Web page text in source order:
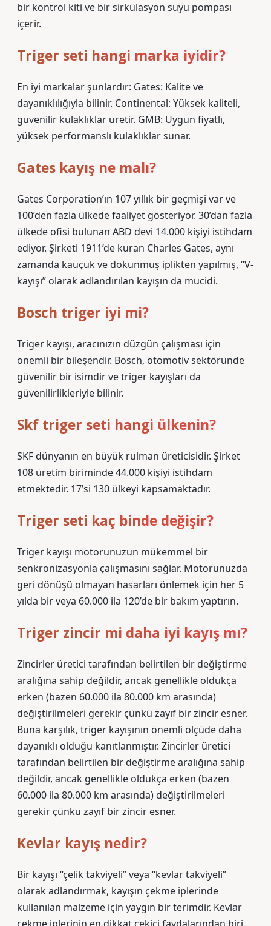
bir kontrol kiti ve bir sirkülasyon suyu pompası
içerir.
Triger seti hangi marka iyidir?
En iyi markalar şunlardır: Gates: Kalite ve
dayanıklılığıyla bilinir. Continental: Yüksek kaliteli,
güvenilir kulaklıklar üretir. GMB: Uygun fiyatlı,
yüksek performanslı kulaklıklar sunar.
Gates kayış ne malı?
Gates Corporation’ın 107 yıllık bir geçmişi var ve
100’den fazla ülkede faaliyet gösteriyor. 30’dan fazla
ülkede ofisi bulunan ABD devi 14.000 kişiyi istihdam
ediyor. Şirketi 1911’de kuran Charles Gates, aynı
zamanda kauçuk ve dokunmuş iplikten yapılmış, “V-
kayışı” olarak adlandırılan kayışın da mucidi.
Bosch triger iyi mi?
Triger kayışı, aracınızın düzgün çalışması için
önemli bir bileşendir. Bosch, otomotiv sektöründe
güvenilir bir isimdir ve triger kayışları da
güvenilirlikleriyle bilinir.
Skf triger seti hangi ülkenin?
SKF dünyanın en büyük rulman üreticisidir. Şirket
108 üretim biriminde 44.000 kişiyi istihdam
etmektedir. 17’si 130 ülkeyi kapsamaktadır.
Triger seti kaç binde değişir?
Triger kayışı motorunuzun mükemmel bir
senkronizasyonla çalışmasını sağlar. Motorunuzda
geri dönüşü olmayan hasarları önlemek için her 5
yılda bir veya 60.000 ila 120’de bir bakım yaptırın.
Triger zincir mi daha iyi kayış mı?
Zincirler üretici tarafından belirtilen bir değiştirme
aralığına sahip değildir, ancak genellikle oldukça
erken (bazen 60.000 ila 80.000 km arasında)
değiştirilmeleri gerekir çünkü zayıf bir zincir esner.
Buna karşılık, triger kayışının önemli ölçüde daha
dayanıklı olduğu kanıtlanmıştır. Zincirler üretici
tarafından belirtilen bir değiştirme aralığına sahip
değildir, ancak genellikle oldukça erken (bazen
60.000 ila 80.000 km arasında) değiştirilmeleri
gerekir çünkü zayıf bir zincir esner.
Kevlar kayış nedir?
Bir kayışı “çelik takviyeli” veya “kevlar takviyeli”
olarak adlandırmak, kayışın çekme iplerinde
kullanılan malzeme için yaygın bir terimdir. Kevlar